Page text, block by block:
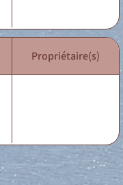
Propriétaire(s)